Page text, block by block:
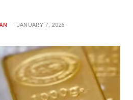
JANUARY 7, 2026